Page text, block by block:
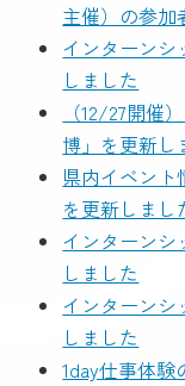
主催）の参加
インターンシ
しました
（12/27開催
博」を更新し
県内イベント
を更新しまし
インターンシ
しました
インターンシ
しました
1day仕事体験